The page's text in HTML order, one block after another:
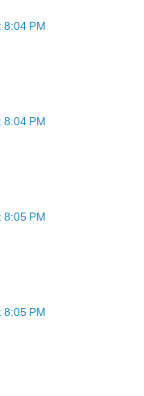
PM
PM
PM
PM